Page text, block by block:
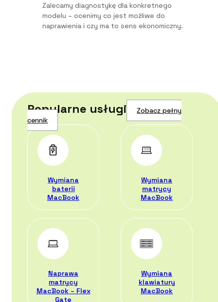
Zalecamy diagnostykę dla konkretnego
modelu – ocenimy co jest możliwe do
naprawienia i czy ma to sens ekonomiczny.
Popularne usługi
Zobacz pełny
cennik
Wymiana
baterii
MacBook
Wymiana
matrycy
MacBook
Naprawa
matrycy
MacBook – Flex
Gate
Wymiana
klawiatury
MacBook